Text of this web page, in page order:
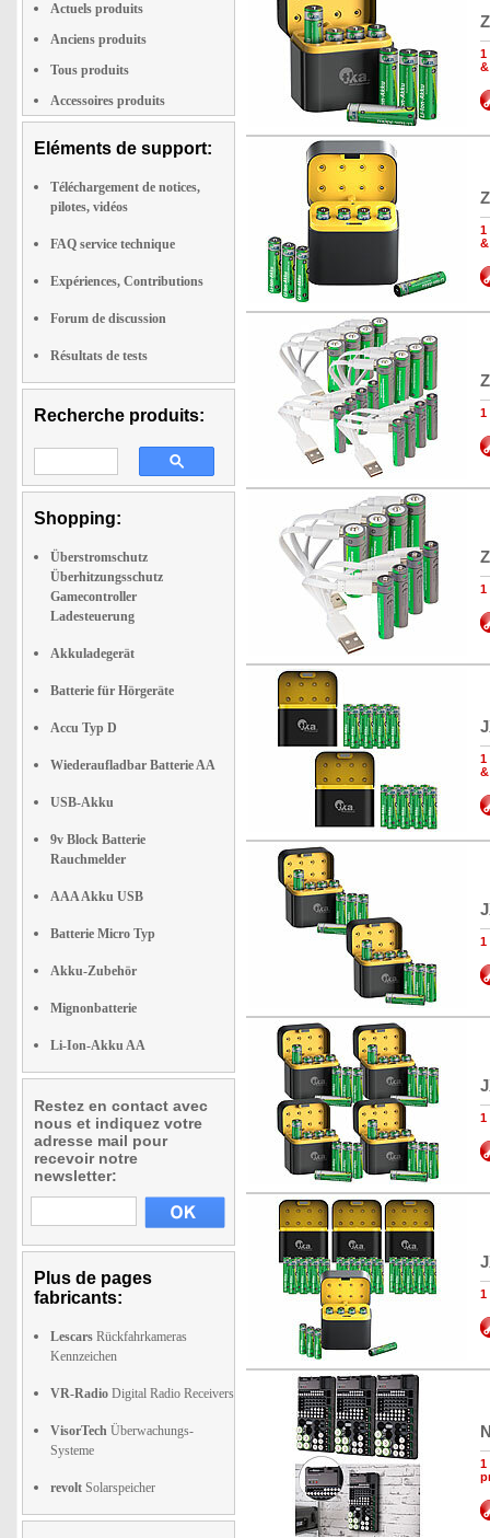
Actuels produits
Anciens produits
Tous produits
Accessoires produits
Eléments de support:
Téléchargement de notices,
pilotes, vidéos
FAQ service technique
Expériences, Contributions
Forum de discussion
Résultats de tests
Recherche produits:
Shopping:
Überstromschutz
Überhitzungsschutz
Gamecontroller
Ladesteuerung
Akkuladegerät
Batterie für Hörgeräte
Accu Typ D
Wiederaufladbar Batterie AA
USB-Akku
9v Block Batterie
Rauchmelder
AAA Akku USB
Batterie Micro Typ
Akku-Zubehör
Mignonbatterie
Li-Ion-Akku AA
Restez en contact avec
nous et indiquez votre
adresse mail pour
recevoir notre
newsletter:
Plus de pages
fabricants:
Lescars Rückfahrkameras
Kennzeichen
VR-Radio Digital Radio Receivers
VisorTech Überwachungs-
Systeme
revolt Solarspeicher
1
1
1
1
1
1
1
1
1